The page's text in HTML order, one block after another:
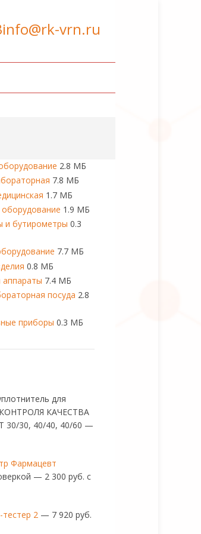
info@rk-vrn.ru
2.8 МБ
7.8 МБ
1.7 МБ
1.9 МБ
и бутирометры 0.3
7.7 МБ
0.8 МБ
7.4 МБ
посуда 2.8
приборы 0.3 МБ
для
КАЧЕСТВА
30/30, 40/40, 40/60 —
Фармацевт
— 2 300 руб. с
2 — 7 920 руб.